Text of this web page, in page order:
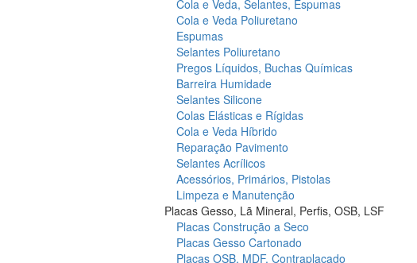
Cola e Veda, Selantes, Espumas
Cola e Veda Poliuretano
Espumas
Selantes Poliuretano
Pregos Líquidos, Buchas Químicas
Barreira Humidade
Selantes Silicone
Colas Elásticas e Rígidas
Cola e Veda Híbrido
Reparação Pavimento
Selantes Acrílicos
Acessórios, Primários, Pistolas
Limpeza e Manutenção
Placas Gesso, Lã Mineral, Perfis, OSB, LSF
Placas Construção a Seco
Placas Gesso Cartonado
Placas OSB, MDF, Contraplacado